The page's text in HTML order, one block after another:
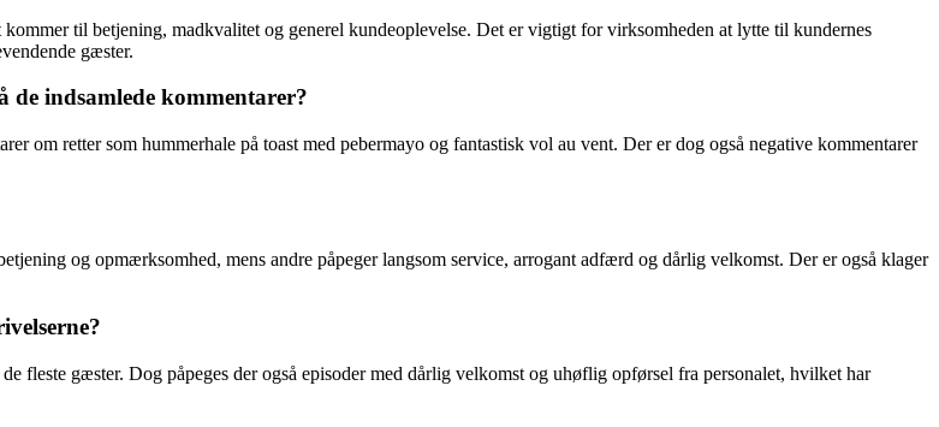
til betjening, madkvalitet og generel kundeoplevelse. Det er vigtigt for virksomheden at lytte til kundernes
gæster.
de indsamlede kommentarer?
om retter som hummerhale på toast med pebermayo og fantastisk vol au vent. Der er dog også negative kommentarer
og opmærksomhed, mens andre påpeger langsom service, arrogant adfærd og dårlig velkomst. Der er også klager
fleste gæster. Dog påpeges der også episoder med dårlig velkomst og uhøflig opførsel fra personalet, hvilket har